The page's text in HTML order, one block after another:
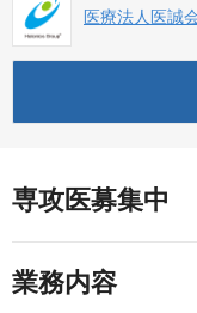
医療法人医誠
専攻医募集中
業務内容